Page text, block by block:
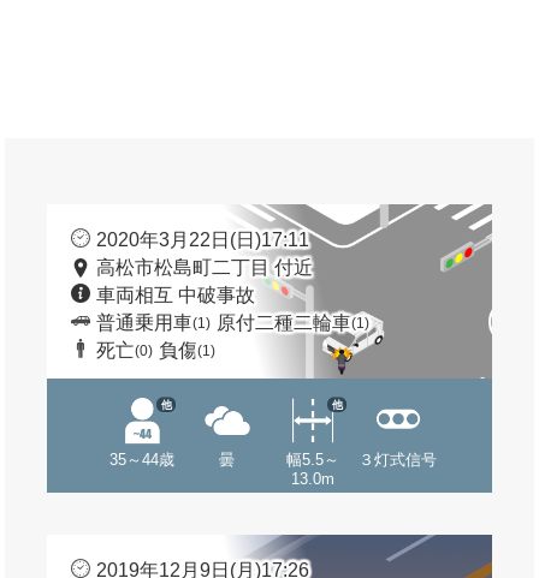
2020年3月22日(日)17:11
高松市松島町二丁目 付近
車両相互 中破事故
普通乗用車(1) 原付二種二輪車(1)
死亡(0) 負傷(1)
35～44歳
他
曇
幅5.5～
13.0m
他
３灯式信号
2019年12月9日(月)17:26